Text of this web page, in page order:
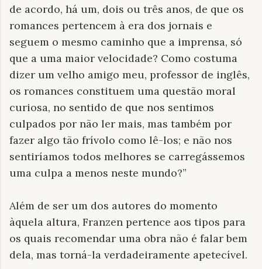
de acordo, há um, dois ou três anos, de que os
romances pertencem à era dos jornais e
seguem o mesmo caminho que a imprensa, só
que a uma maior velocidade? Como costuma
dizer um velho amigo meu, professor de inglês,
os romances constituem uma questão moral
curiosa, no sentido de que nos sentimos
culpados por não ler mais, mas também por
fazer algo tão frívolo como lê-los; e não nos
sentiríamos todos melhores se carregássemos
uma culpa a menos neste mundo?”
Além de ser um dos autores do momento
àquela altura, Franzen pertence aos tipos para
os quais recomendar uma obra não é falar bem
dela, mas torná-la verdadeiramente apetecível.